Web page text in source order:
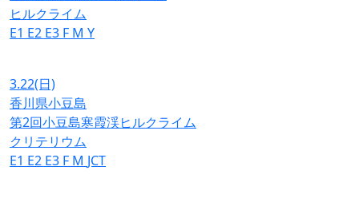
ヒルクライム
E1 E2 E3 F M Y
3.22(日)
香川県小豆島
第2回小豆島寒霞渓ヒルクライム
クリテリウム
E1 E2 E3 F M JCT